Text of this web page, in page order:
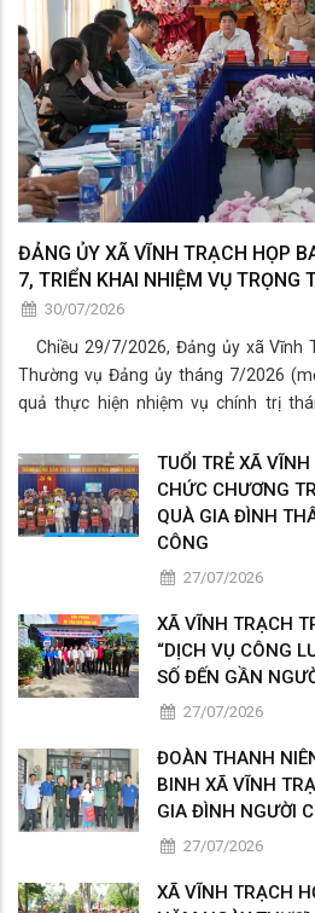
ĐẢNG ỦY XÃ VĨNH TRẠCH HỌP
7, TRIỂN KHAI NHIỆM VỤ TRỌNG
30/07/2026
Chiều 29/7/2026, Đảng ủy xã Vĩnh
Thường vụ Đảng ủy tháng 7/2026
quả thực hiện nhiệm vụ chính trị
TUỔI TRẺ XÃ
CHỨC CHƯƠNG
QUÀ GIA ĐÌNH
CÔNG
27/07/2026
XÃ VĨNH TRẠCH
“DỊCH VỤ CÔNG
SỐ ĐẾN GẦN
27/07/2026
ĐOÀN THANH
BINH XÃ VĨNH
GIA ĐÌNH NGƯỜI
27/07/2026
XÃ VĨNH TRẠCH